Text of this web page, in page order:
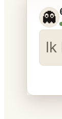
👻
Ik